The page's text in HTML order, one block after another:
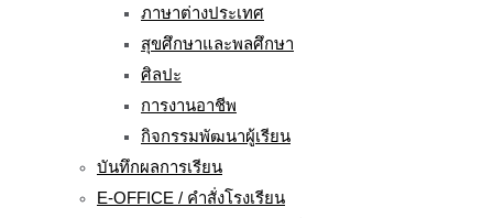
ภาษาต่างประเทศ
สุขศึกษาและพลศึกษา
ศิลปะ
การงานอาชีพ
กิจกรรมพัฒนาผู้เรียน
บันทึกผลการเรียน
E-OFFICE / คำสั่งโรงเรียน